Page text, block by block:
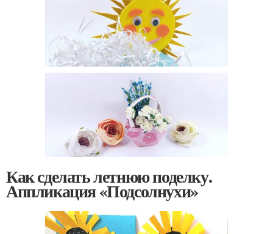
Как сделать летнюю поделку.
Аппликация «Подсолнухи»